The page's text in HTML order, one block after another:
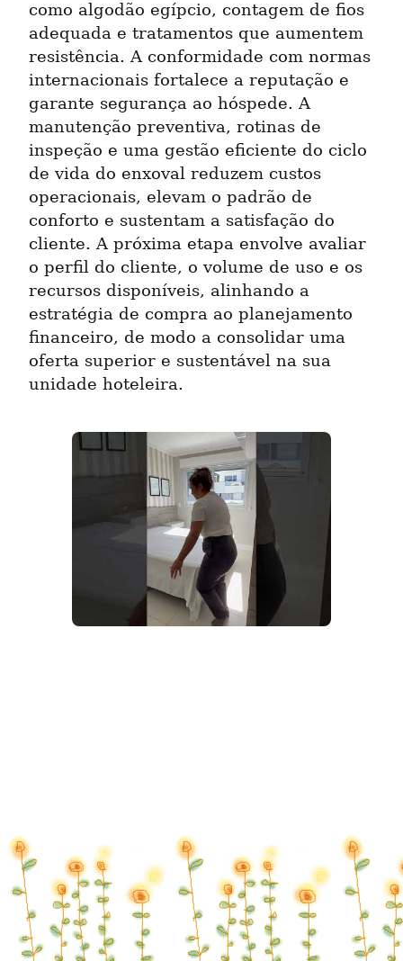
como algodão egípcio, contagem de fios
adequada e tratamentos que aumentem
resistência. A conformidade com normas
internacionais fortalece a reputação e
garante segurança ao hóspede. A
manutenção preventiva, rotinas de
inspeção e uma gestão eficiente do ciclo
de vida do enxoval reduzem custos
operacionais, elevam o padrão de
conforto e sustentam a satisfação do
cliente. A próxima etapa envolve avaliar
o perfil do cliente, o volume de uso e os
recursos disponíveis, alinhando a
estratégia de compra ao planejamento
financeiro, de modo a consolidar uma
oferta superior e sustentável na sua
unidade hoteleira.